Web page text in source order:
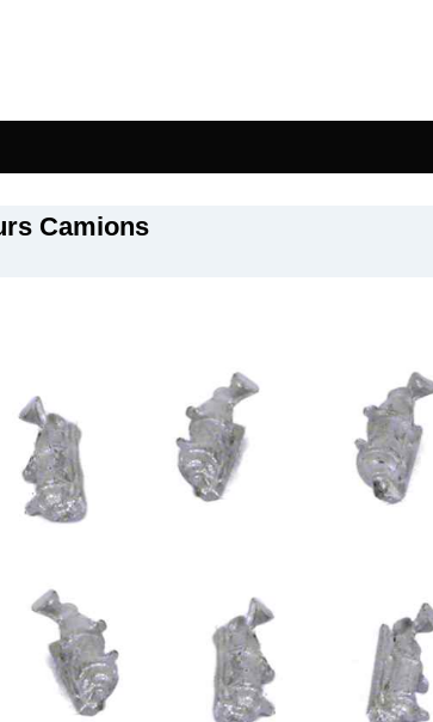
Camions